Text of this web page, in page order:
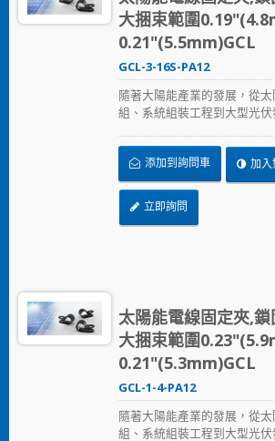
大捆束範圍
0.21"(5.5mm)GCL
GCL-3-16S-PA12
隨著大陽能產業的發展，從
組、系統組裝工程到大型光
座、浪管到邊緣夾，提供兼顧
方案，加速節省安裝時間、採
料，在惡劣的環境下表現出色
命。
添加到詢問車 加入
立即詢問
太陽能電線固定夾,
大捆束範圍
0.21"(5.3mm)GCL
GCL-1-4-PA12
隨著大陽能產業的發展，從
組、系統組裝工程到大型光